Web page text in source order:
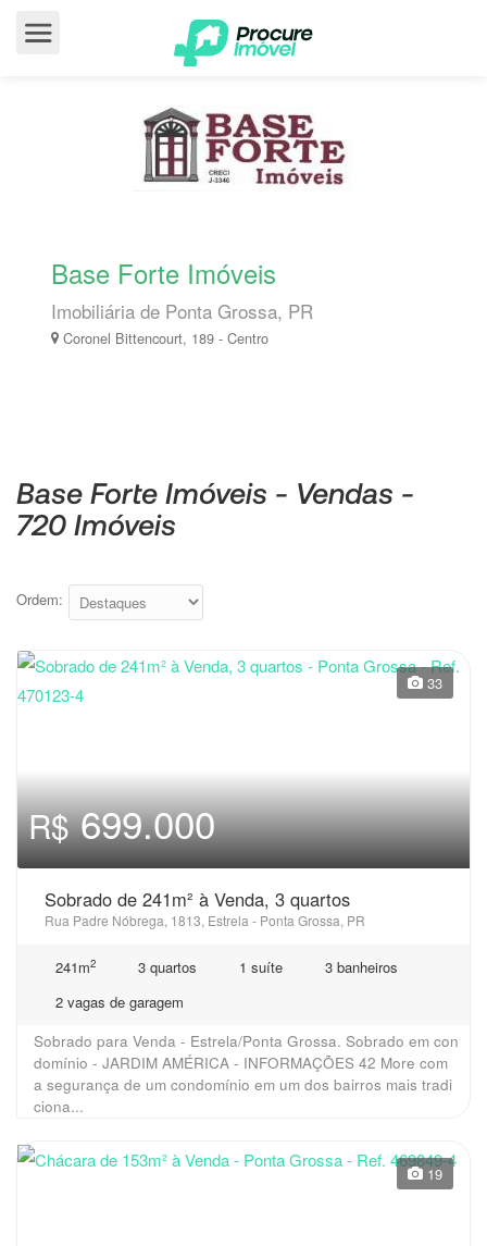
Base Forte Imóveis
Imobiliária de Ponta Grossa, PR
Coronel Bittencourt, 189 - Centro
Base Forte Imóveis - Vendas -
720 Imóveis
Ordem:
33
R$699.000
Sobrado de 241m² à Venda, 3 quartos
Rua Padre Nóbrega, 1813, Estrela - Ponta Grossa, PR
241m2 3 quartos 1 suíte
3 banheiros
2 vagas de garagem
Sobrado para Venda - Estrela/Ponta Grossa. Sobrado em con
domínio - JARDIM AMÉRICA - INFORMAÇÕES 42 More com
a segurança de um condomínio em um dos bairros mais tradi
ciona...
19